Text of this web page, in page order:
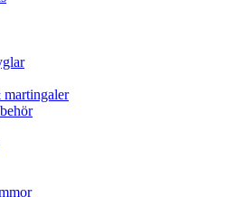
martingaler